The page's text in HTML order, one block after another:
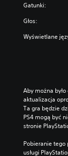
Gatunki:
Głos:
Wyświetlane
Aby można
aktualizacja
Ta gra będzie
PS4 mogą być
stronie
Pobieranie
usługi